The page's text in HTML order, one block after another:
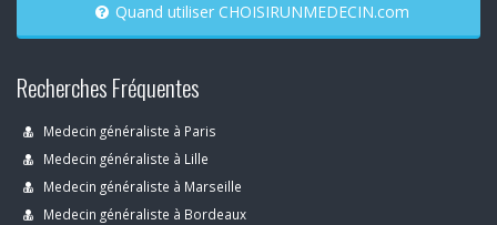
Quand utiliser CHOISIRUNMEDECIN.com
Recherches Fréquentes
Medecin généraliste à Paris
Medecin généraliste à Lille
Medecin généraliste à Marseille
Medecin généraliste à Bordeaux